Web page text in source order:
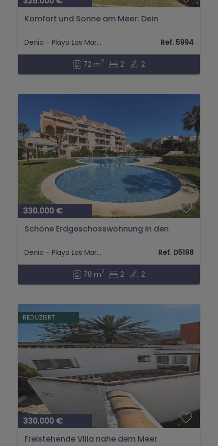
Komfort und Sonne am Meer: Dein
Denia - Playa Las Marinas Ref. 5994
72 m2 2 2
330.000 €
Schöne Erdgeschosswohnung in den
Denia - Playa Las Marinas Ref. D5198
78 m2 2 2
REDUZIERT
330.000 €
Freistehende Villa nahe dem Meer